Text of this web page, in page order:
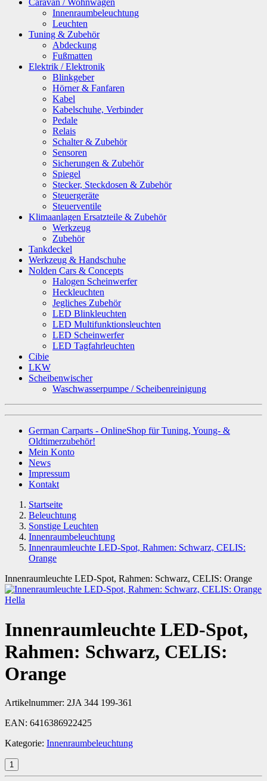
Caravan / Wohnwagen
Innenraumbeleuchtung
Leuchten
Tuning & Zubehör
Abdeckung
Fußmatten
Elektrik / Elektronik
Blinkgeber
Hörner & Fanfaren
Kabel
Kabelschuhe, Verbinder
Pedale
Relais
Schalter & Zubehör
Sensoren
Sicherungen & Zubehör
Spiegel
Stecker, Steckdosen & Zubehör
Steuergeräte
Steuerventile
Klimaanlagen Ersatzteile & Zubehör
Werkzeug
Zubehör
Tankdeckel
Werkzeug & Handschuhe
Nolden Cars & Concepts
Halogen Scheinwerfer
Heckleuchten
Jegliches Zubehör
LED Blinkleuchten
LED Multifunktionsleuchten
LED Scheinwerfer
LED Tagfahrleuchten
Cibie
LKW
Scheibenwischer
Waschwasserpumpe / Scheibenreinigung
German Carparts - OnlineShop für Tuning, Young- &
Oldtimerzubehör!
Mein Konto
News
Impressum
Kontakt
Startseite
Beleuchtung
Sonstige Leuchten
Innenraumbeleuchtung
Innenraumleuchte LED-Spot, Rahmen: Schwarz, CELIS:
Orange
Innenraumleuchte LED-Spot, Rahmen: Schwarz, CELIS: Orange
Hella
Innenraumleuchte LED-Spot,
Rahmen: Schwarz, CELIS:
Orange
Artikelnummer: 2JA 344 199-361
EAN: 6416386922425
Kategorie: Innenraumbeleuchtung